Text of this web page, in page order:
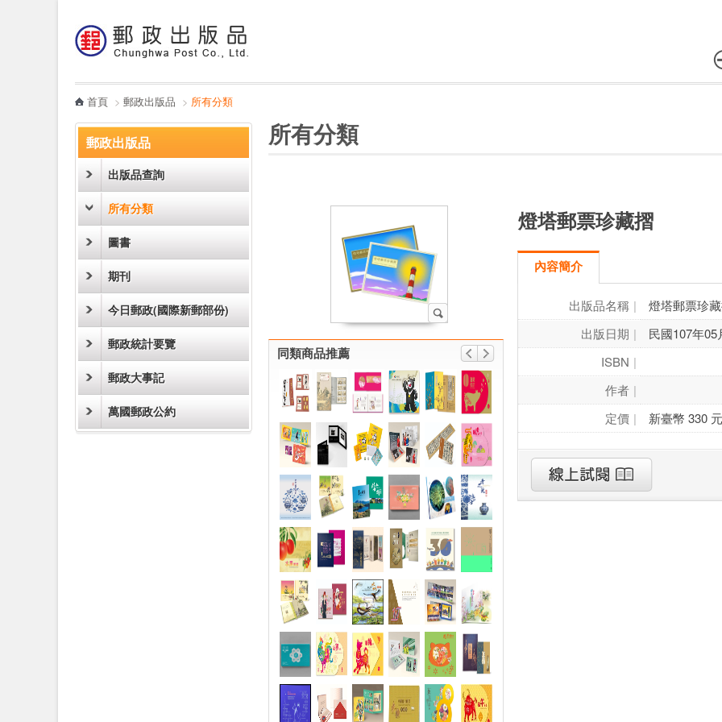
哪裡買
首頁 > 郵政出版品 > 所有分類
郵政出版品
出版品查詢
所有分類
圖書
期刊
今日郵政(國際新郵部份)
郵政統計要覽
郵政大事記
萬國郵政公約
所有分類
同類商品推薦
燈塔郵票珍藏摺
內容簡介
出版品名稱
燈塔郵票珍
出版日期
民國107年05
ISBN
作者
定價
新臺幣 330 元